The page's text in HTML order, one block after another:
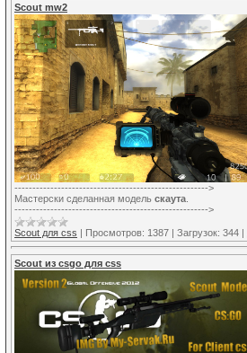
Scout mw2
------------------------------------------------------>
Мастерски сделанная модель скаута
------------------------------------------------------>
Scout для css | Просмотров: 1387 | Загрузок: 344 |
Scout из csgo для css